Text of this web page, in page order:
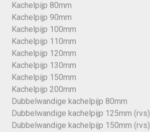
Kachelpijp 80mm
Kachelpijp 90mm
Kachelpijp 100mm
Kachelpijp 110mm
Kachelpijp 120mm
Kachelpijp 130mm
Kachelpijp 150mm
Kachelpijp 200mm
Dubbelwandige kachelpijp 80mm
Dubbelwandige kachelpijp 125mm (rvs)
Dubbelwandige kachelpijp 150mm (rvs)